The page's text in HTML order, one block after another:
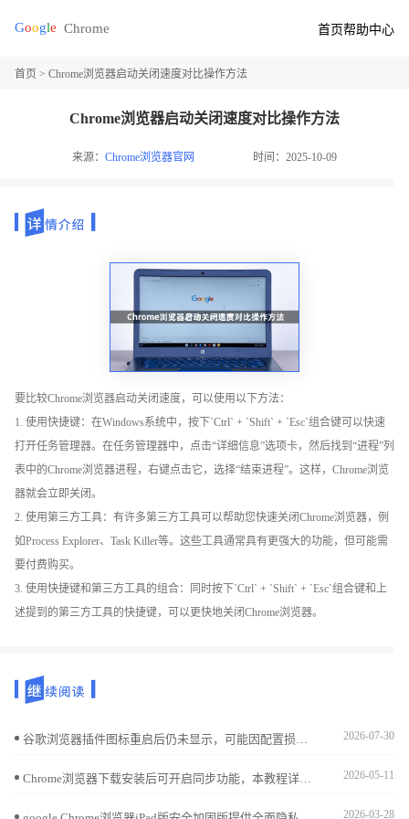
首页帮助中心
首页 > Chrome浏览器启动关闭速度对比操作方法
Chrome浏览器启动关闭速度对比操作方法
来源：Chrome浏览器官网 时间：2025-10-09
要比较Chrome浏览器启动关闭速度，可以使用以下方法：
1. 使用快捷键：在Windows系统中，按下`Ctrl` + `Shift` + `Esc`组合键可以快速
打开任务管理器。在任务管理器中，点击“详细信息”选项卡，然后找到“进程”列
表中的Chrome浏览器进程，右键点击它，选择“结束进程”。这样，Chrome浏览
器就会立即关闭。
2. 使用第三方工具：有许多第三方工具可以帮助您快速关闭Chrome浏览器，例
如Process Explorer、Task Killer等。这些工具通常具有更强大的功能，但可能需
要付费购买。
3. 使用快捷键和第三方工具的组合：同时按下`Ctrl` + `Shift` + `Esc`组合键和上
述提到的第三方工具的快捷键，可以更快地关闭Chrome浏览器。
谷歌浏览器插件图标重启后仍未显示，可能因配置损坏或缓存未清理。通过重载扩展或删除本地缓存可尝试恢复。 2026-07-30
Chrome浏览器下载安装后可开启同步功能，本教程详细说明操作步骤，实现多设备浏览数据一致管理。 2026-05-11
2026-03-28